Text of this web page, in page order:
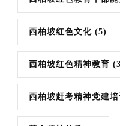
西柏坡红色文化 (5)
西柏坡红色精神教育
西柏坡赶考精神党建培